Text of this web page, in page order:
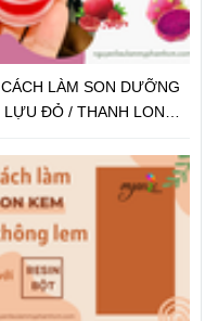
CÁCH LÀM SON DƯỠNG
LỰU ĐỎ / THANH LONG
BƯỚC